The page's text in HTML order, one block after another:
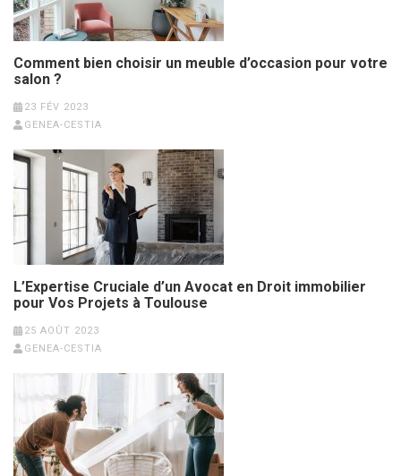
Comment bien choisir un meuble d’occasion pour votre
salon ?
23 FÉV 2023
GENEA-CESTIA
L’Expertise Cruciale d’un Avocat en Droit immobilier
pour Vos Projets à Toulouse
25 AOÛT 2023
GENEA-CESTIA